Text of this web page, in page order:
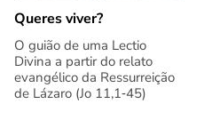
Queres viver?
O guião de uma Lectio
Divina a partir do relato
evangélico da Ressurreição
de Lázaro (Jo 11,1‑45)